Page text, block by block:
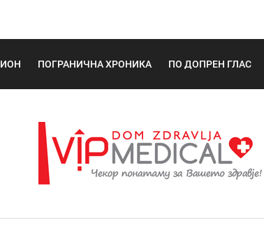
ПОГРАНИЧНА ХРОНИКА ПО ДОПРЕН ГЛАС